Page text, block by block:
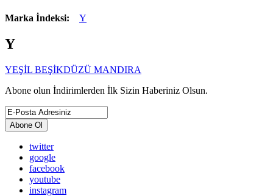
Marka İndeksi: Y
Y
YEŞİL BEŞİKDÜZÜ MANDIRA
Abone olun İndirimlerden İlk Sizin Haberiniz Olsun.
Abone Ol
twitter
google
facebook
youtube
instagram